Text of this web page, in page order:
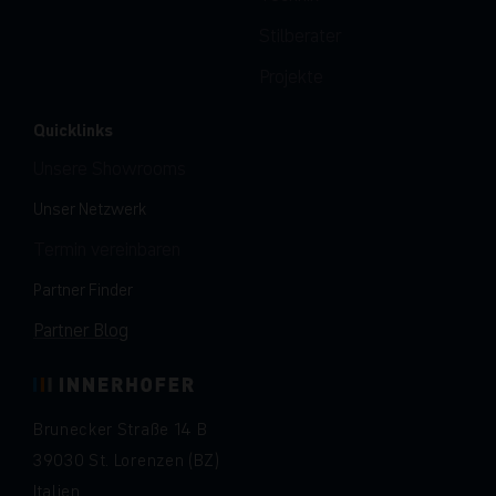
Brunecker Straße 14 B
39030 St. Lorenzen (BZ)
Italien
Quicklinks
Unser Netzwerk
Partner Finder
Partner Blog